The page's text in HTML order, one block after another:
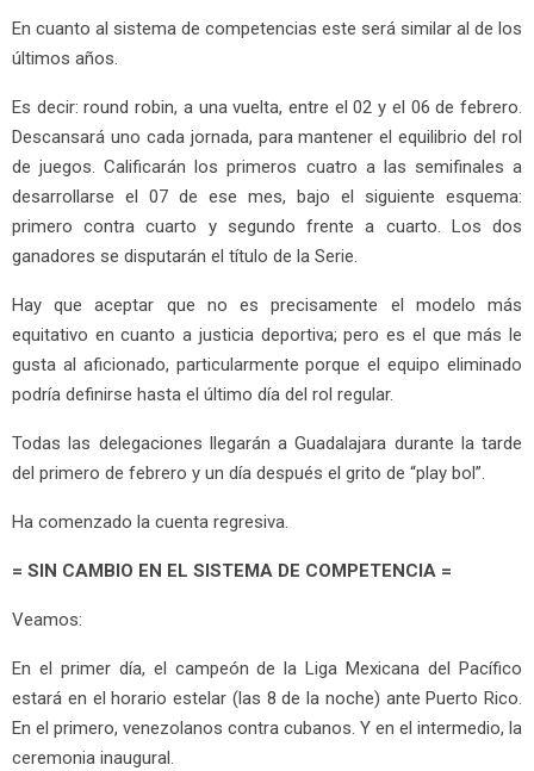
En cuanto al sistema de competencias este será similar al de los
últimos años.
Es decir: round robin, a una vuelta, entre el 02 y el 06 de febrero.
Descansará uno cada jornada, para mantener el equilibrio del rol
de juegos. Calificarán los primeros cuatro a las semifinales a
desarrollarse el 07 de ese mes, bajo el siguiente esquema:
primero contra cuarto y segundo frente a cuarto. Los dos
ganadores se disputarán el título de la Serie.
Hay que aceptar que no es precisamente el modelo más
equitativo en cuanto a justicia deportiva; pero es el que más le
gusta al aficionado, particularmente porque el equipo eliminado
podría definirse hasta el último día del rol regular.
Todas las delegaciones llegarán a Guadalajara durante la tarde
del primero de febrero y un día después el grito de “play bol”.
Ha comenzado la cuenta regresiva.
= SIN CAMBIO EN EL SISTEMA DE COMPETENCIA =
Veamos:
En el primer día, el campeón de la Liga Mexicana del Pacífico
estará en el horario estelar (las 8 de la noche) ante Puerto Rico.
En el primero, venezolanos contra cubanos. Y en el intermedio, la
ceremonia inaugural.